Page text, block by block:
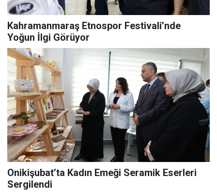
Kahramanmaraş Etnospor Festivali’nde
Yoğun İlgi Görüyor
Onikişubat’ta Kadın Emeği Seramik Eserleri
Sergilendi